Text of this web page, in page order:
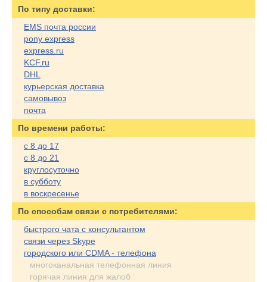
По типу доставки:
EMS почта россии
pony express
express.ru
KCF.ru
DHL
курьерская доставка
самовывоз
почта
По времени работы:
с 8 до 17
с 8 до 21
круглосуточно
в субботу
в воскресенье
По cпособам связи с потребителями:
быстрого чата с консультантом
связи через Skype
городского или CDMA - телефона
многоканальная телефонная линия
горячая линия для жалоб